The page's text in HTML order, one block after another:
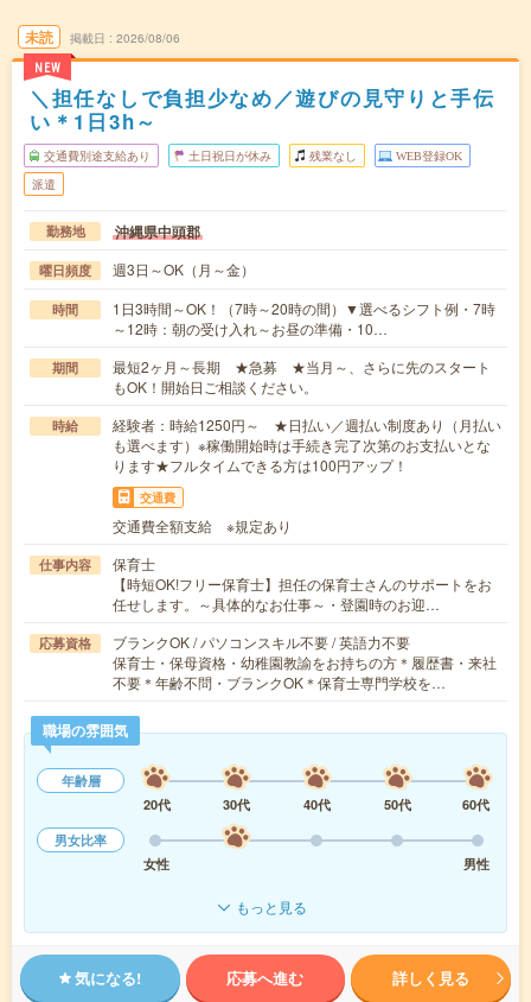
未読
NEW
掲載日 2026/08/06
＼担任なしで負担少なめ／遊びの見守りと手伝
い＊1日3h～
交通費別途支給あり 土日祝日が休み 残業なし WEB登録OK
派遣
勤務地 沖縄県中頭郡
曜日頻度 週3日～OK（月～金）
時間
1日3時間～OK！（7時～20時の間）▼選べるシフト例・7時
～12時：朝の受け入れ～お昼の準備・10…
期間
最短2ヶ月～長期 ★急募 ★当月～、さらに先のスタート
もOK！開始日ご相談ください。
時給
経験者：時給1250円～ ★日払い／週払い制度あり（月払い
も選べます）※稼働開始時は手続き完了次第のお支払いとな
ります★フルタイムできる方は100円アップ！
交通費
交通費全額支給 ※規定あり
仕事内容
保育士
【時短OK!フリー保育士】担任の保育士さんのサポートをお
任せします。～具体的なお仕事～・登園時のお迎…
応募資格
ブランクOK / パソコンスキル不要 / 英語力不要
保育士・保母資格・幼稚園教諭をお持ちの方＊履歴書・来社
不要＊年齢不問・ブランクOK＊保育士専門学校を…
職場の雰囲気
年齢層
20代
30代 40代 50代
60代
男女比率
女性
男性
もっと見る
気になる! 応募へ進む 詳しく見る